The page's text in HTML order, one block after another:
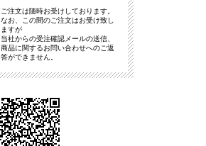
ご注文は随時お受けしております。
なお、この間のご注文はお受け致し
ますが
当社からの受注確認メールの送信、
商品に関するお問い合わせへのご返
答ができません。